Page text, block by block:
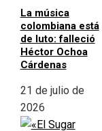
La música
colombiana está
de luto: falleció
Héctor Ochoa
Cárdenas
21 de julio de
2026